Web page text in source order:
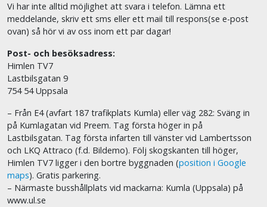
Vi har inte alltid möjlighet att svara i telefon. Lämna ett
meddelande, skriv ett sms eller ett mail till respons(se e-post
ovan) så hör vi av oss inom ett par dagar!
Post- och besöksadress:
Himlen TV7
Lastbilsgatan 9
754 54 Uppsala
– Från E4 (avfart 187 trafikplats Kumla) eller väg 282: Sväng in
på Kumlagatan vid Preem. Tag första höger in på
Lastbilsgatan. Tag första infarten till vänster vid Lambertsson
och LKQ Attraco (f.d. Bildemo). Följ skogskanten till höger,
Himlen TV7 ligger i den bortre byggnaden (position i Google
maps). Gratis parkering.
– Närmaste busshållplats vid mackarna: Kumla (Uppsala) på
www.ul.se